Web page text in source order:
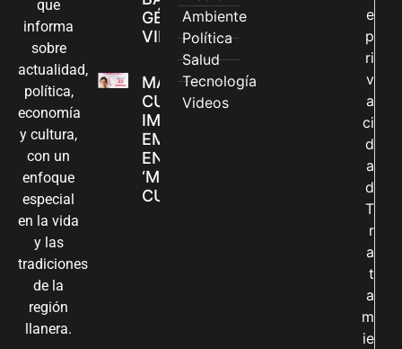
que
informa
sobre
actualidad,
política,
economía
y cultura,
con un
enfoque
especial
en la vida
y las
tradiciones
de la
región
llanera.
GÉNERO EN
VILLAVICENCIO
MADRES
CUIDADORAS
IMPULSAN SUS
EMPRENDIMIENTOS
EN LA FERIA
‘MANOS QUE
CUIDAN Y CREAN’
Ambiente
Política
Salud
Tecnología
Videos
e
p
ri
v
a
ci
d
a
d
T
r
a
t
a
m
ie